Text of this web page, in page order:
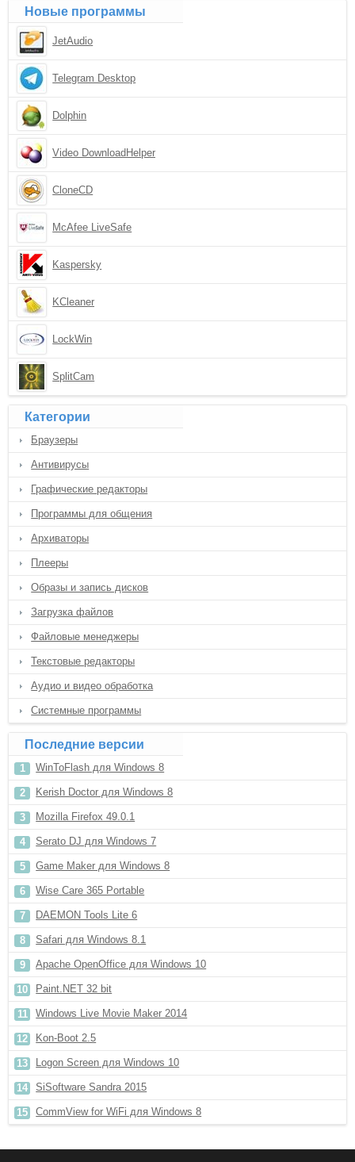
Новые программы
JetAudio
Telegram Desktop
Dolphin
Video DownloadHelper
CloneCD
McAfee LiveSafe
Kaspersky
KCleaner
LockWin
SplitCam
Категории
Браузеры
Антивирусы
Графические редакторы
Программы для общения
Архиваторы
Плееры
Образы и запись дисков
Загрузка файлов
Файловые менеджеры
Текстовые редакторы
Аудио и видео обработка
Системные программы
Последние версии
WinToFlash для Windows 8
Kerish Doctor для Windows 8
Mozilla Firefox 49.0.1
Serato DJ для Windows 7
Game Maker для Windows 8
Wise Care 365 Portable
DAEMON Tools Lite 6
Safari для Windows 8.1
Apache OpenOffice для Windows 10
Paint.NET 32 bit
Windows Live Movie Maker 2014
Kon-Boot 2.5
Logon Screen для Windows 10
SiSoftware Sandra 2015
CommView for WiFi для Windows 8